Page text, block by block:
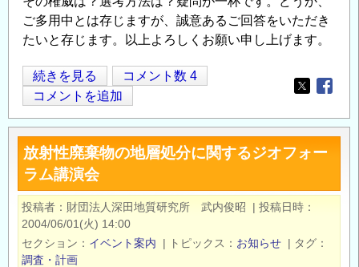
ご多用中とは存じますが、誠意あるご回答をいただき
たいと存じます。以上よろしくお願い申し上げます。
貴
学
会
の
環
境
賞
を
旭
川
続きを見る
コメント数 4
コメントを追加
Opens in
放射性廃棄物の地層処分に関するジオフォー
ラム講演会
投稿者 財団法人深田地質研究所 武内俊昭 | 投稿日時
2004/06/01(火) 14:00
セクション
イベント案内 | トピックス お知らせ | タグ
調査・計画